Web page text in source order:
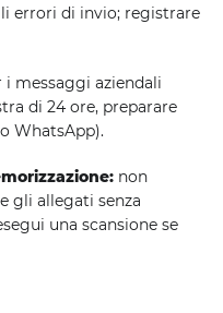
errori di invio; registrare
i messaggi aziendali
di 24 ore, preparare
WhatsApp).
non
gli allegati senza
una scansione se